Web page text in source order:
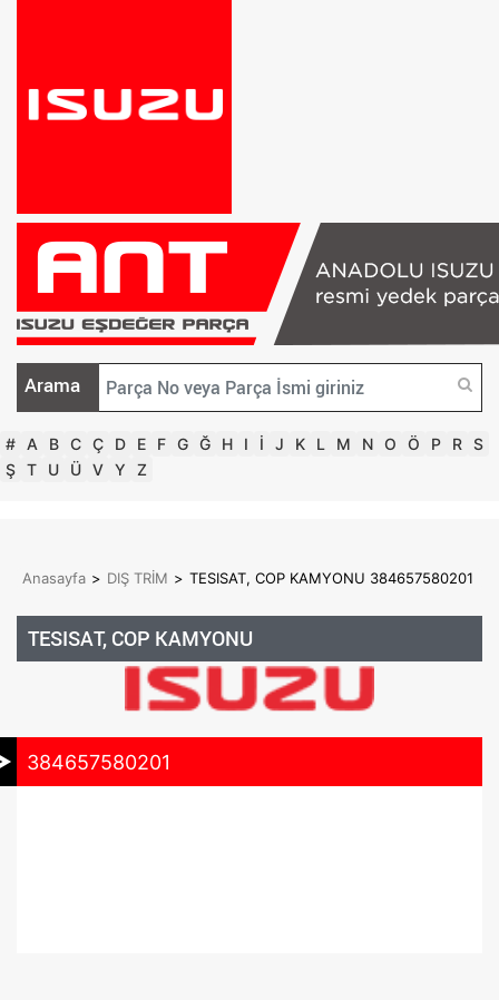
Arama
# A B C Ç D E F G Ğ H I İ J K L M N O Ö P R S
Ş T U Ü V Y Z
Anasayfa > DIŞ TRİM > TESISAT, COP KAMYONU 384657580201
TESISAT, COP KAMYONU
384657580201